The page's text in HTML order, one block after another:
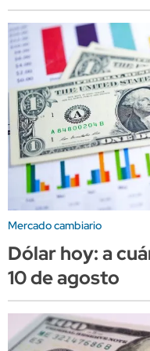
Mercado cambiario
Dólar hoy: a
10 de agosto